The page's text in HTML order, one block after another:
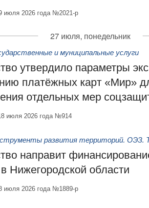
июля 2026 года №2021-р
27 июля, понедельник
и муниципальные услуги
утвердило параметры
платёжных карт «Мир»
отдельных мер
июля 2026 года №914
развития территорий. ОЭЗ.
направит
Нижегородской области
июля 2026 года №1889-р